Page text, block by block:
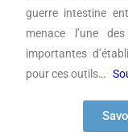
guerre intestine
menace l’une
importantes
pour ces outils…